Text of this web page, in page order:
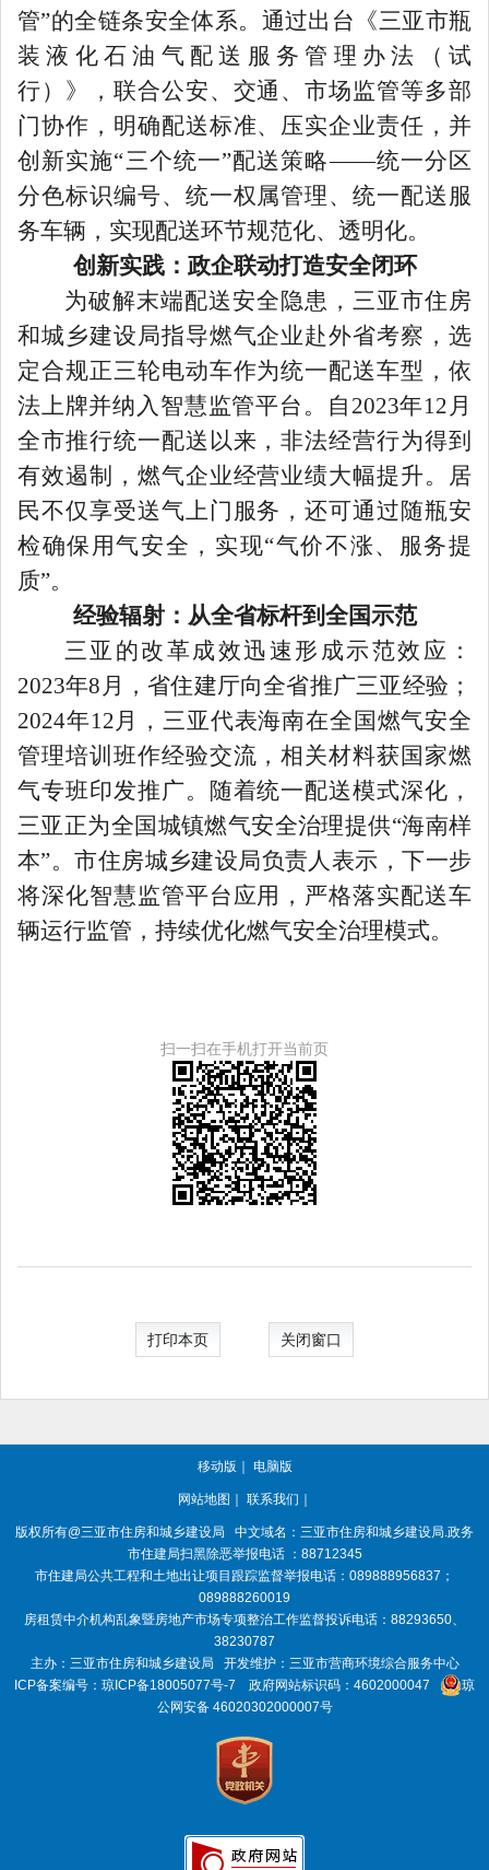
管”的全链条安全体系。通过出台《三亚市瓶
装液化石油气配送服务管理办法（试
行）》，联合公安、交通、市场监管等多部
门协作，明确配送标准、压实企业责任，并
创新实施“三个统一”配送策略——统一分区
分色标识编号、统一权属管理、统一配送服
务车辆，实现配送环节规范化、透明化。
创新实践：政企联动打造安全闭环
为破解末端配送安全隐患，三亚市住房
和城乡建设局指导燃气企业赴外省考察，选
定合规正三轮电动车作为统一配送车型，依
法上牌并纳入智慧监管平台。自 2023年12月
全市推行统一配送以来，非法经营行为得到
有效遏制，燃气企业经营业绩大幅提升。居
民不仅享受送气上门服务，还可通过随瓶安
检确保用气安全，实现“气价不涨、服务提
质”。
经验辐射：从全省标杆到全国示范
三亚的改革成效迅速形成示范效应：
2023年8月，省住建厅向全省推广三亚经验；
2024年12月，三亚代表海南在全国燃气安全
管理培训班作经验交流，相关材料获国家燃
气专班印发推广。随着统一配送模式深化，
三亚正为全国城镇燃气安全治理提供“海南样
本”。市住房城乡建设局负责人表示，下一步
将深化智慧监管平台应用，严格落实配送车
辆运行监管，持续优化燃气安全治理模式。
扫一扫在手机打开当前页
打印本页 关闭窗口
移动版 ｜ 电脑版
网站地图 ｜ 联系我们 ｜
版权所有@三亚市住房和城乡建设局
中文域名：三亚市住房和城乡建设局.政务
市住建局扫黑除恶举报电话 ：88712345
市住建局公共工程和土地出让项目跟踪监督举报电话：089888956837；
089888260019
房租赁中介机构乱象暨房地产市场专项整治工作监督投诉电话：88293650、
38230787
主办：三亚市住房和城乡建设局
开发维护：三亚市营商环境综合服务中心
ICP备案编号： 琼ICP备18005077号-7 政府网站标识码： 4602000047
琼
公网安备 46020302000007号